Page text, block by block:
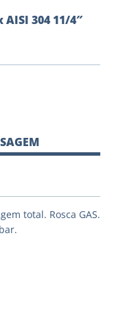
304 11/4″
total. Rosca GAS.